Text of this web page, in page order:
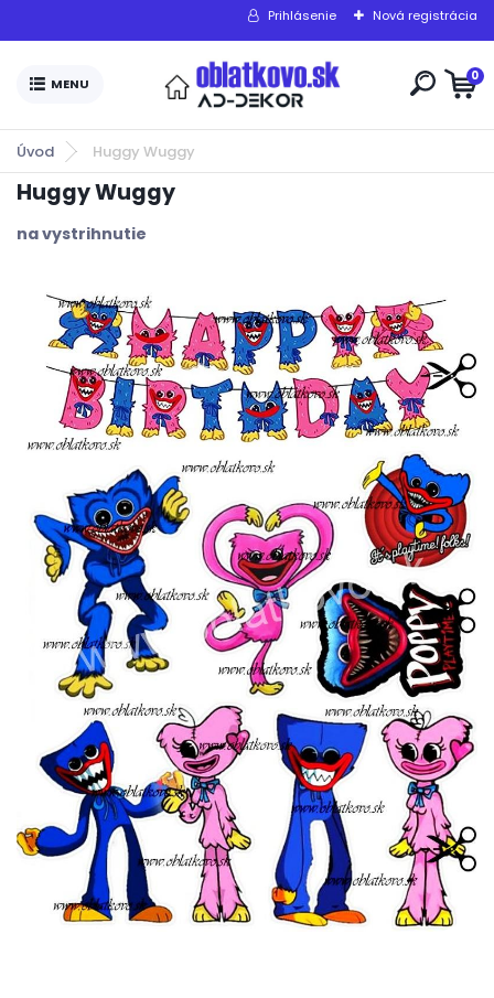
Prihlásenie Nová registrácia
0
Úvod Huggy Wuggy
Huggy Wuggy
na vystrihnutie